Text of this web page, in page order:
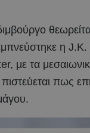
η
τα
πως